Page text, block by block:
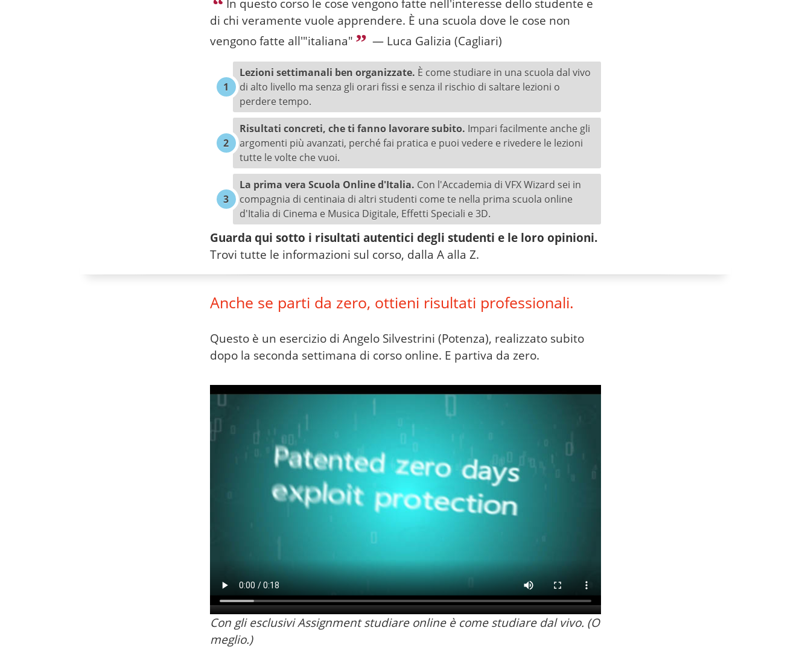
In questo corso le cose vengono fatte nell'interesse dello studente e
di chi veramente vuole apprendere. È una scuola dove le cose non
vengono fatte all'"italiana"
— Luca Galizia (Cagliari)
Lezioni settimanali ben organizzate. È come studiare in una scuola dal vivo
di alto livello ma senza gli orari fissi e senza il rischio di saltare lezioni o
perdere tempo.
Risultati concreti, che ti fanno lavorare subito. Impari facilmente anche gli
argomenti più avanzati, perché fai pratica e puoi vedere e rivedere le lezioni
tutte le volte che vuoi.
La prima vera Scuola Online d'Italia. Con l'Accademia di VFX Wizard sei in
compagnia di centinaia di altri studenti come te nella prima scuola online
d'Italia di Cinema e Musica Digitale, Effetti Speciali e 3D.
Guarda qui sotto i risultati autentici degli studenti e le loro opinioni.
Trovi tutte le informazioni sul corso, dalla A alla Z.
Anche se parti da zero, ottieni risultati professionali.
Questo è un esercizio di Angelo Silvestrini (Potenza), realizzato subito
dopo la seconda settimana di corso online. E partiva da zero.
Con gli esclusivi Assignment studiare online è come studiare dal vivo. (O
meglio.)